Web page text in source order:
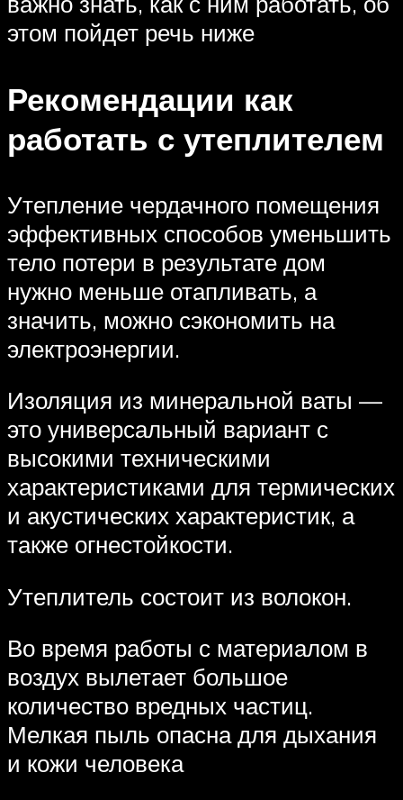
этом пойдет речь ниже
Рекомендации как
работать с утеплителем
Утепление чердачного помещения
эффективных способов уменьшить
тело потери в результате дом
нужно меньше отапливать, а
значить, можно сэкономить на
электроэнергии.
Изоляция из минеральной ваты —
это универсальный вариант с
высокими техническими
характеристиками для термических
и акустических характеристик, а
также огнестойкости.
Утеплитель состоит из волокон.
Во время работы с материалом в
воздух вылетает большое
количество вредных частиц.
Мелкая пыль опасна для дыхания
и кожи человека